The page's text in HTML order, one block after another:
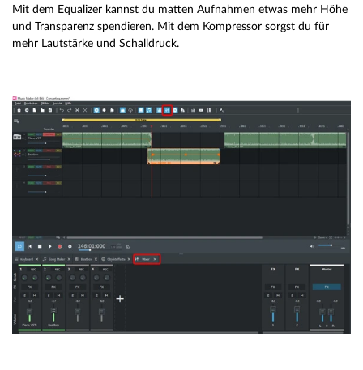
Mit dem Equalizer kannst du matten Aufnahmen etwas mehr Höhe
und Transparenz spendieren. Mit dem Kompressor sorgst du für
mehr Lautstärke und Schalldruck.